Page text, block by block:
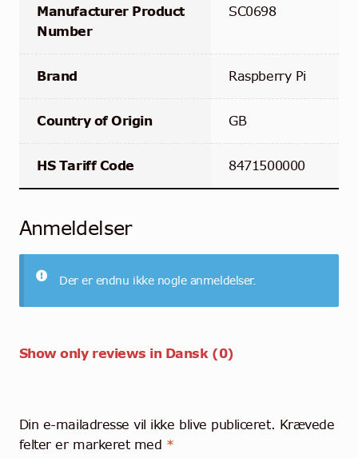
Manufacturer Product
Number
SC0698
Brand Raspberry Pi
Country of Origin GB
HS Tariff Code 8471500000
Anmeldelser
Der er endnu ikke nogle anmeldelser.
Show only reviews in Dansk (0)
Din e-mailadresse vil ikke blive publiceret. Krævede
felter er markeret med *